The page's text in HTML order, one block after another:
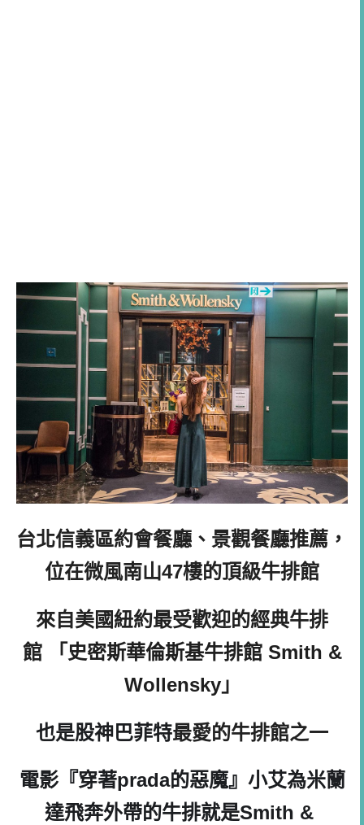
台北信義區約會餐廳、景觀餐廳推薦，
位在微風南山47樓的頂級牛排館
來自美國紐約最受歡迎的經典牛排
館 「 史密斯華倫斯基牛排館Smith &
Wollensky」
也是股神巴菲特最愛的牛排館之一
電影『穿著prada的惡魔』小艾為米蘭
達飛奔外帶的牛排就是Smith &